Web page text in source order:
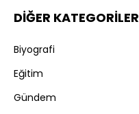
DİĞER KATEGORİLER
Biyografi
Eğitim
Gündem